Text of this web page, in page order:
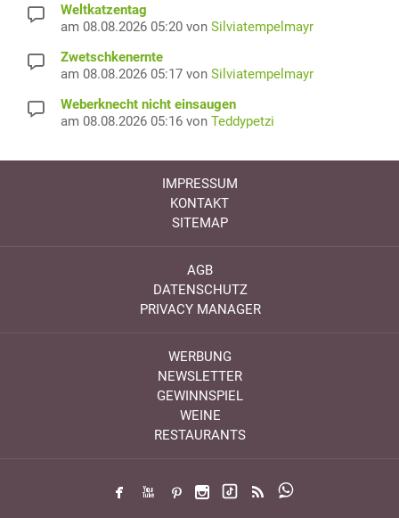
Weltkatzentag
am 08.08.2026 05:20 von Silviatempelmayr
Zwetschkenernte
am 08.08.2026 05:17 von Silviatempelmayr
Weberknecht nicht einsaugen
am 08.08.2026 05:16 von Teddypetzi
IMPRESSUM
KONTAKT
SITEMAP
AGB
DATENSCHUTZ
PRIVACY MANAGER
WERBUNG
NEWSLETTER
GEWINNSPIEL
WEINE
RESTAURANTS